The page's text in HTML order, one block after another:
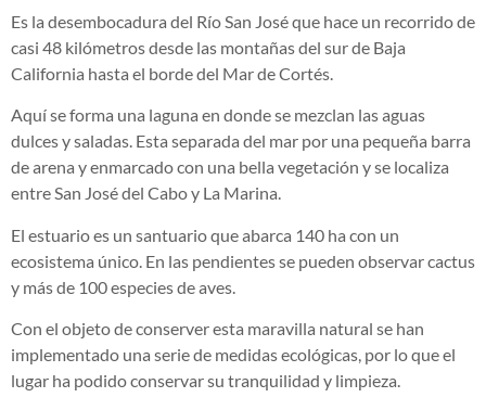
Es la desembocadura del Río San José que hace un recorrido de
casi 48 kilómetros desde las montañas del sur de Baja
California hasta el borde del Mar de Cortés.
Aquí se forma una laguna en donde se mezclan las aguas
dulces y saladas. Esta separada del mar por una pequeña barra
de arena y enmarcado con una bella vegetación y se localiza
entre San José del Cabo y La Marina.
El estuario es un santuario que abarca 140 ha con un
ecosistema único. En las pendientes se pueden observar cactus
y más de 100 especies de aves.
Con el objeto de conserver esta maravilla natural se han
implementado una serie de medidas ecológicas, por lo que el
lugar ha podido conservar su tranquilidad y limpieza.